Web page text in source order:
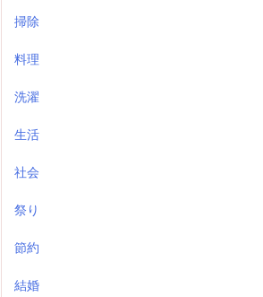
掃除
料理
洗濯
生活
社会
祭り
節約
結婚